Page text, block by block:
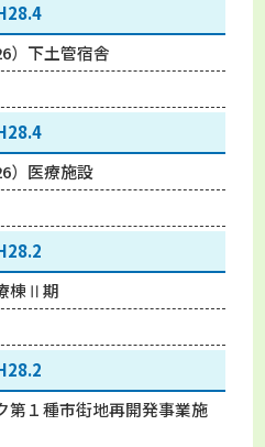
）下土管宿舎
）医療施設
棟Ⅱ期
第１種市街地再開発事業施